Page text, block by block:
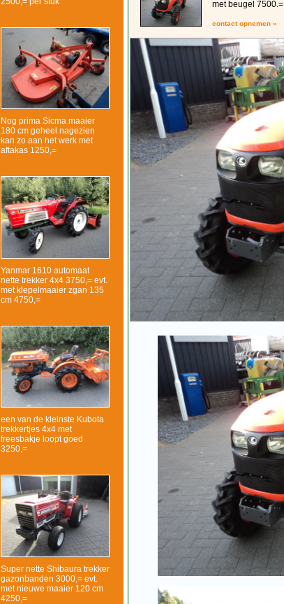
Nog prima Sicma maaier
180 cm geheel nagezien
kan zo aan het werk met
aftakas 1250,=
Yanmar 1610 automaat
nette trekker 4x4 3750,= evt.
met klepelmaaier zgan 135
cm 4750,=
een van de kleinste Kubota
trekkertjes 4x4 met
freesbakje loopt goed
3250,=
Super nette Shibaura trekker
gazonbanden 3000,= evt.
met nieuwe maaier 120 cm
4250,=
met beugel 7500.=
contact opnemen »